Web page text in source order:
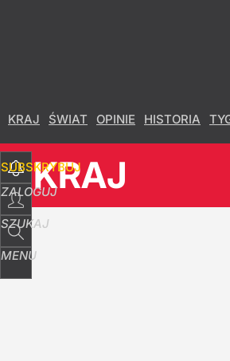
KRAJ ŚWIAT OPINIE HISTORIA
SUBSKRYBUJ
ZALOGUJ
SZUKAJ
MENU
KRAJ